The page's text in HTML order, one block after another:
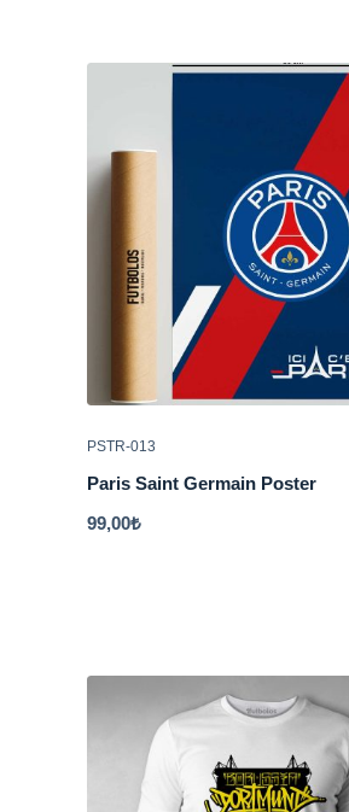
PSTR-013
Paris Saint Germain Poster
99,00₺